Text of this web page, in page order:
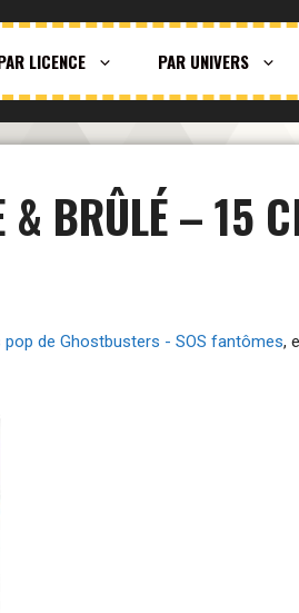
LICENCE PAR UNIVERS
& BRÛLÉ – 15
de Ghostbusters - SOS fantômes,